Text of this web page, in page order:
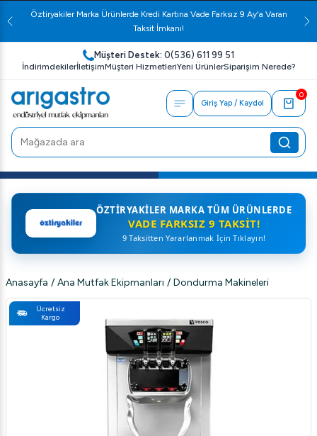
Öztiryakiler Marka Ürünlerde Kredi Kartına Vade Farksız 9 Ay'a Varan
Taksit İmkanı!
Müşteri Destek: 0(536) 611 99 51
İndirimdekilerİletişimMüşteri HizmetleriYeni ÜrünlerSiparişim Nerede?
Giriş Yap / Kaydol
0
ÖZTIRYAKILER MARKA TÜM ÜRÜNLERDE
VADE FARKSIZ 9 TAKSIT!
9 Taksitten Yararlanmak İçin Tıklayın!
Anasayfa / Ana Mutfak Ekipmanları / Dondurma Makineleri
Ücretsiz
Kargo